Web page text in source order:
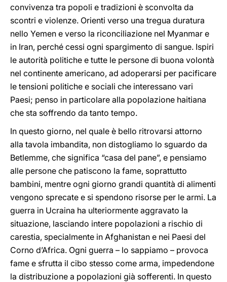
convivenza tra popoli e tradizioni è sconvolta da
scontri e violenze. Orienti verso una tregua duratura
nello Yemen e verso la riconciliazione nel Myanmar e
in Iran, perché cessi ogni spargimento di sangue. Ispiri
le autorità politiche e tutte le persone di buona volontà
nel continente americano, ad adoperarsi per pacificare
le tensioni politiche e sociali che interessano vari
Paesi; penso in particolare alla popolazione haitiana
che sta soffrendo da tanto tempo.
In questo giorno, nel quale è bello ritrovarsi attorno
alla tavola imbandita, non distogliamo lo sguardo da
Betlemme, che significa “casa del pane”, e pensiamo
alle persone che patiscono la fame, soprattutto
bambini, mentre ogni giorno grandi quantità di alimenti
vengono sprecate e si spendono risorse per le armi. La
guerra in Ucraina ha ulteriormente aggravato la
situazione, lasciando intere popolazioni a rischio di
carestia, specialmente in Afghanistan e nei Paesi del
Corno d’Africa. Ogni guerra – lo sappiamo – provoca
fame e sfrutta il cibo stesso come arma, impedendone
la distribuzione a popolazioni già sofferenti. In questo